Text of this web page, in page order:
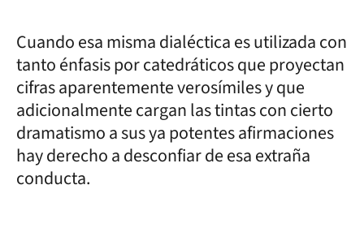
Cuando esa misma dialéctica es utilizada con
tanto énfasis por catedráticos que proyectan
cifras aparentemente verosímiles y que
adicionalmente cargan las tintas con cierto
dramatismo a sus ya potentes afirmaciones
hay derecho a desconfiar de esa extraña
conducta.